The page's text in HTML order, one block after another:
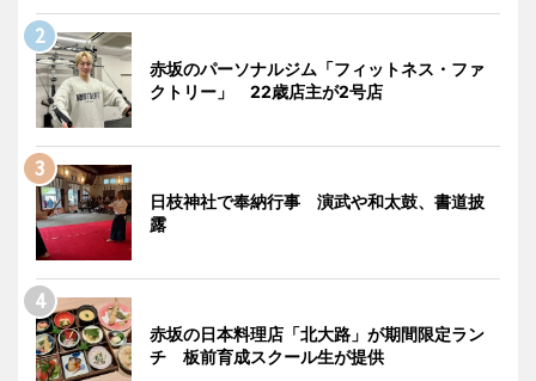
赤坂のパーソナルジム「フィットネス・ファ
クトリー」 22歳店主が2号店
日枝神社で奉納行事 演武や和太鼓、書道披
露
赤坂の日本料理店「北大路」が期間限定ラン
チ 板前育成スクール生が提供